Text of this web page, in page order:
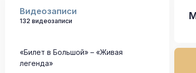
Видеозаписи
132 видеозаписи
«Билет в Большой» – «Живая
легенда»